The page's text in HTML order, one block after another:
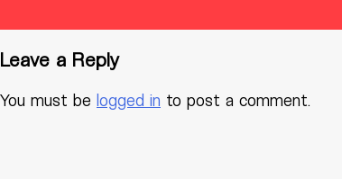
Leave a Reply
You must be logged in to post a comment.